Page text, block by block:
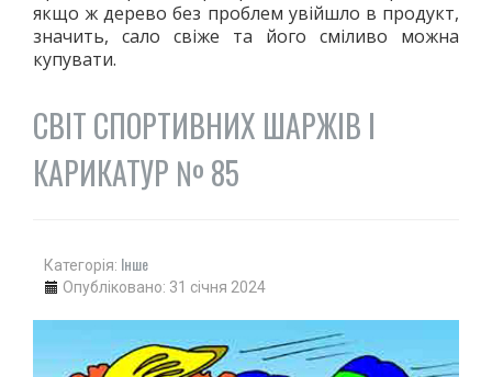
якщо ж дерево без проблем увійшло в продукт,
значить, сало свіже та його сміливо можна
купувати.
СВІТ СПОРТИВНИХ ШАРЖІВ І
КАРИКАТУР № 85
Категорія: Інше
Опубліковано: 31 січня 2024